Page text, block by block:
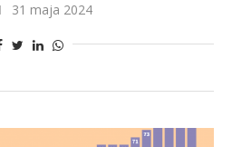
31 maja 2024